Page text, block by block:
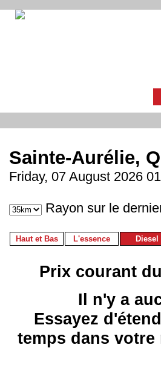
Sainte-Aurélie,
Friday, 07 August 2026
Rayon sur le
Haut et Bas L'essence Diesel
Prix courant
Il n'y a
Essayez
temps dans